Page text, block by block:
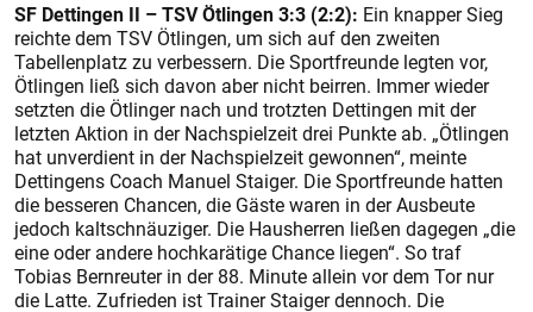
SF Dettingen II – TSV Ötlingen 3:3 (2:2): Ein knapper Sieg
reichte dem TSV Ötlingen, um sich auf den zweiten
Tabellenplatz zu verbessern. Die Sportfreunde legten vor,
Ötlingen ließ sich davon aber nicht beirren. Immer wieder
setzten die Ötlinger nach und trotzten Dettingen mit der
letzten Aktion in der Nachspielzeit drei Punkte ab. „Ötlingen
hat unverdient in der Nachspielzeit gewonnen“, meinte
Dettingens Coach Manuel Staiger. Die Sportfreunde hatten
die besseren Chancen, die Gäste waren in der Ausbeute
jedoch kaltschnäuziger. Die Hausherren ließen dagegen „die
eine oder andere hochkarätige Chance liegen“. So traf
Tobias Bernreuter in der 88. Minute allein vor dem Tor nur
die Latte. Zufrieden ist Trainer Staiger dennoch. Die